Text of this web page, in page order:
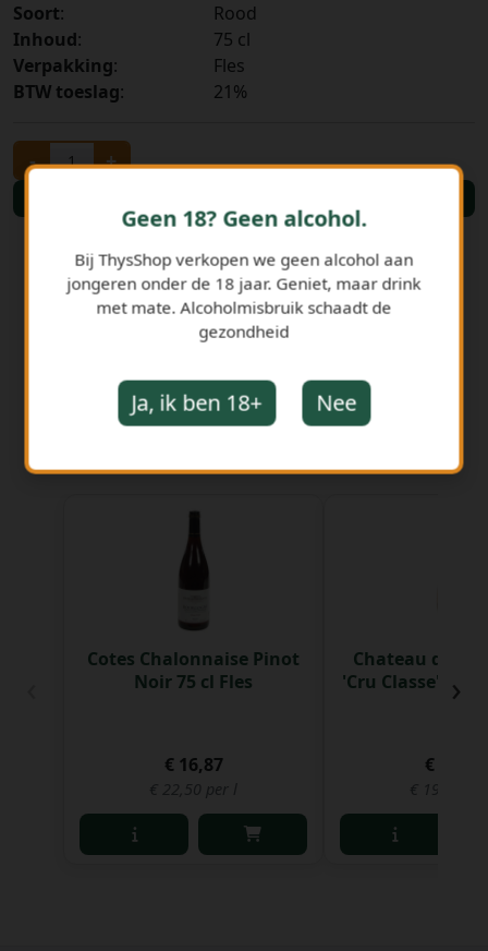
Soort:
Rood
Inhoud:
75 cl
Verpakking:
Fles
BTW toeslag: 21%
- +
Cotes Chalonnaise Pinot
Noir 75 cl Fles
€ 16,87
€ 22,50 per l
Chateau de
'Cru Classe'
€ 14,97
€ 19,96
›
Geen 18? Geen alcohol.
Bij ThysShop verkopen we geen alcohol aan
jongeren onder de 18 jaar. Geniet, maar drink
met mate. Alcoholmisbruik schaadt de
gezondheid
Ja, ik ben 18+ Nee